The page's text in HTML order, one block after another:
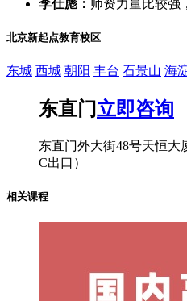
李仕彪： 师资力量比较强
北京新起点教育校区
东城 西城 朝阳 丰台 石景山 海
东直门立即咨询
东直门外大街48号天恒
C出口）
相关课程